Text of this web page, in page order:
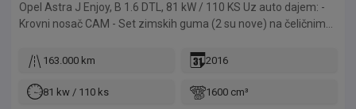
Opel Astra J Enjoy, B 1.6 DTL, 81 kW / 110 KS Uz auto dajem: -
Krovni nosač CAM - Set zimskih guma (2 su nove) na čeličnim
krađe (igla), parking senzore pozadi i modifikaciju OBD
163.000 km 2016
81 kw / 110 ks 1600 cm³